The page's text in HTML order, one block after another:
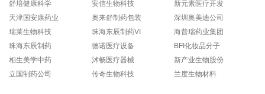
舒培健康科学
天津国安康药业
瑞莱生物科技
珠海东辰制药
相生美学中药
立国制药公司
安信生物科技
奥来舒制药包装
珠海东辰制药VI
德诺医疗设备
沭畅医疗器械
传奇生物科技
新元素医疗开发
深圳奥美迪公司
海普瑞药业集团
BFI化妆品分子
新产业生物股份
兰度生物材料